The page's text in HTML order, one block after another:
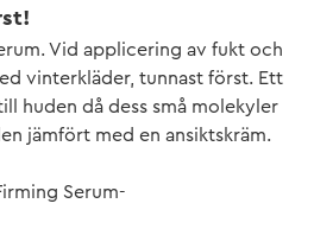
Vid applicering av fukt och
vinterkläder, tunnast först. Ett
huden då dess små molekyler
jämfört med en ansiktskräm.
Serum-